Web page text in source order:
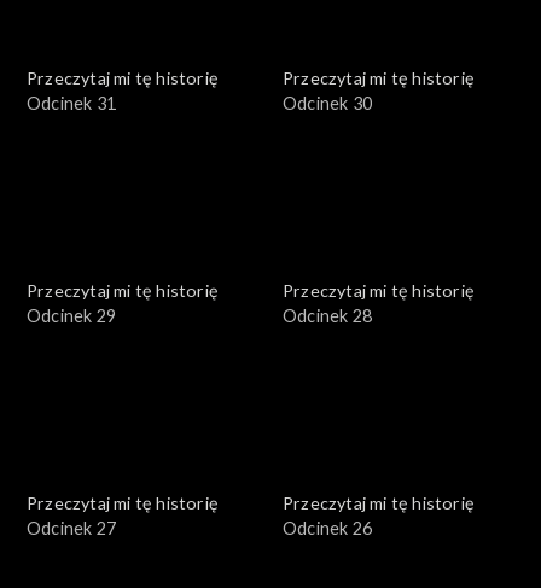
Przeczytaj mi tę historię
Odcinek 31
Przeczytaj mi tę historię
Odcinek 30
Przeczytaj mi tę historię
Odcinek 29
Przeczytaj mi tę historię
Odcinek 28
Przeczytaj mi tę historię
Odcinek 27
Przeczytaj mi tę historię
Odcinek 26